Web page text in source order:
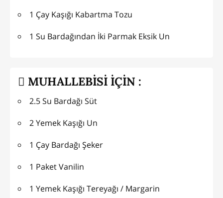
1 Çay Kaşığı Kabartma Tozu
1 Su Bardağından İki Parmak Eksik Un
MUHALLEBİSİ İÇİN :
2.5 Su Bardağı Süt
2 Yemek Kaşığı Un
1 Çay Bardağı Şeker
1 Paket Vanilin
1 Yemek Kaşığı Tereyağı / Margarin